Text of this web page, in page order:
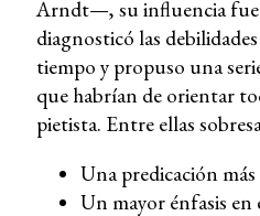
Arndt—, su influencia fue
diagnosticó las
tiempo y propuso una
que habrían de orientar
pietista. Entre ellas
Una predicación
Un mayor énfasis en